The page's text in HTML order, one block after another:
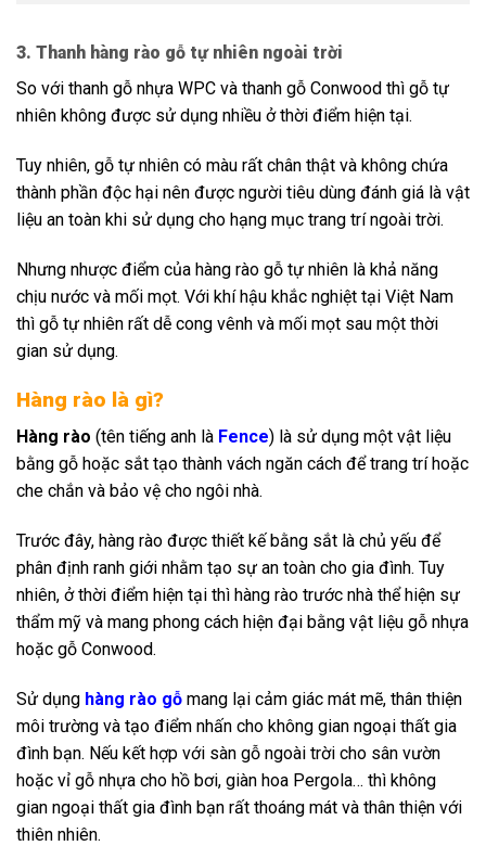
3. Thanh hàng rào gỗ tự nhiên ngoài trời
So với thanh gỗ nhựa WPC và thanh gỗ Conwood thì gỗ tự
nhiên không được sử dụng nhiều ở thời điểm hiện tại.
Tuy nhiên, gỗ tự nhiên có màu rất chân thật và không chứa
thành phần độc hại nên được người tiêu dùng đánh giá là vật
liệu an toàn khi sử dụng cho hạng mục trang trí ngoài trời.
Nhưng nhược điểm của hàng rào gỗ tự nhiên là khả năng
chịu nước và mối mọt. Với khí hậu khắc nghiệt tại Việt Nam
thì gỗ tự nhiên rất dễ cong vênh và mối mọt sau một thời
gian sử dụng.
Hàng rào là gì?
Hàng rào (tên tiếng anh là Fence) là sử dụng một vật liệu
bằng gỗ hoặc sắt tạo thành vách ngăn cách để trang trí hoặc
che chắn và bảo vệ cho ngôi nhà.
Trước đây, hàng rào được thiết kế bằng sắt là chủ yếu để
phân định ranh giới nhằm tạo sự an toàn cho gia đình. Tuy
nhiên, ở thời điểm hiện tại thì hàng rào trước nhà thể hiện sự
thẩm mỹ và mang phong cách hiện đại bằng vật liệu gỗ nhựa
hoặc gỗ Conwood.
Sử dụng hàng rào gỗ mang lại cảm giác mát mẽ, thân thiện
môi trường và tạo điểm nhấn cho không gian ngoại thất gia
đình bạn. Nếu kết hợp với sàn gỗ ngoài trời cho sân vườn
hoặc vỉ gỗ nhựa cho hồ bơi, giàn hoa Pergola… thì không
gian ngoại thất gia đình bạn rất thoáng mát và thân thiện với
thiên nhiên.